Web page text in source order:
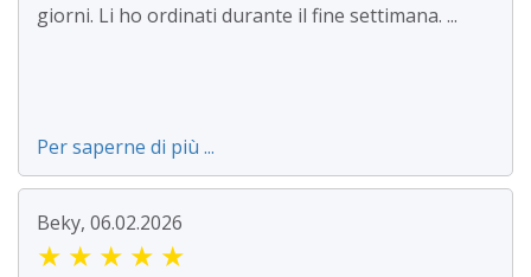
giorni. Li ho ordinati durante il fine settimana. ...
Per saperne di più ...
Beky, 06.02.2026
★ ★ ★ ★ ★